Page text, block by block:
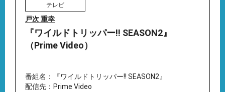
テレビ
戸次 重幸
『ワイルドトリッパー!! SEASON2』
（Prime Video）
番組名：『ワイルドトリッパー!! SEASON2』
配信先：Prime Video